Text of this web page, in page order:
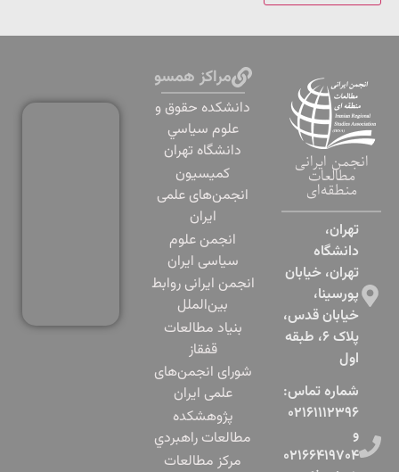
انجمن ایرانی
مطالعات
منطقه‌ای
تهران،
دانشگاه
تهران، خیابان
پورسینا،
خیابان قدس،
پلاک ۶، طبقه
اول​
شماره تماس:
۰۲۱۶۱۱۱۲۳۹۶
و
۰۲۱۶۶۴۱۹۷۰۴
مراکز همسو
دانشكده حقوق و
علوم سياسي
دانشگاه تهران
کمیسیون
انجمن‌های علمی
ایران
انجمن علوم
سیاسی ایران
انجمن ایرانی روابط
بین‌الملل
بنياد مطالعات
قفقاز
شورای انجمن‌های
علمی ایران
پژوهشكده
مطالعات راهبردي
مرکز مطالعات